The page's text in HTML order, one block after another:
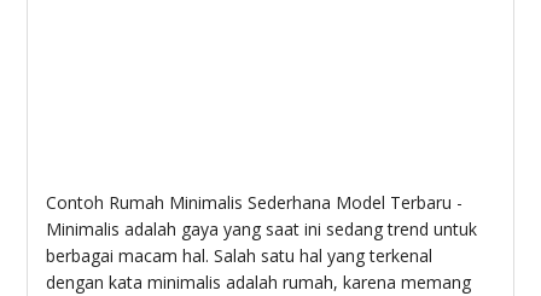
Contoh Rumah Minimalis Sederhana Model Terbaru -
Minimalis adalah gaya yang saat ini sedang trend untuk
berbagai macam hal. Salah satu hal yang terkenal
dengan kata minimalis adalah rumah, karena memang